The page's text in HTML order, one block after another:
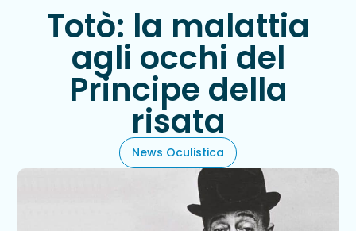
Totò: la malattia
agli occhi del
Principe della
risata
News Oculistica
Cataratta
Patologie
Trattamenti
Visite e Diagnostica